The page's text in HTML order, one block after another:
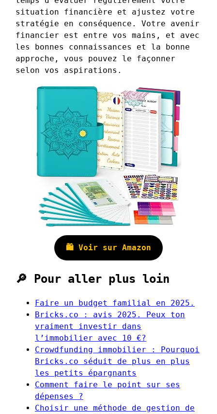
situation financière et ajustez votre
stratégie en conséquence. Votre avenir
financier est entre vos mains, et avec
les bonnes connaissances et la bonne
approche, vous pouvez le façonner
selon vos aspirations.
🛍️ Voir sur Amazon
🔎 Pour aller plus loin
Faire un budget familial en 2025.
Bricks.co : avis 2025. Peux ton
vraiment investir dans
l’immobilier avec 10 €?
Crowdfunding immobilier : Pourquoi
Bricks.co séduit de plus en plus
les petits épargnants
Comment faire le point sur ses
dépenses ?
Choisir une méthode de gestion de